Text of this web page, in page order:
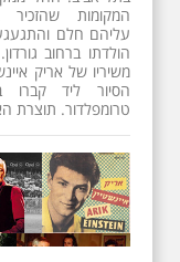
ב 10:00
סיור מיוחד
ושיריו -
שחור תחנות
מחייו של אריק
מתאים גם
תוצרת
13 שנים לפטירתו